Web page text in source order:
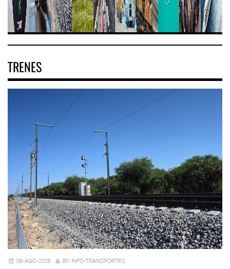
TRENES
06-AGO-2026 BY INFO-TRANSPORTES